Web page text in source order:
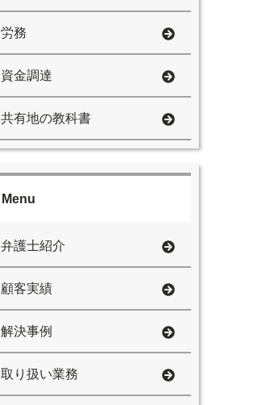
労務
資金調達
共有地の教科書
Menu
弁護士紹介
顧客実績
解決事例
取り扱い業務